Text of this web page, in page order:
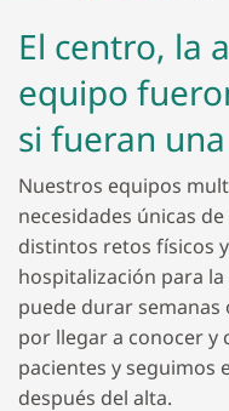
El centro, la
equipo
si fueran
Nuestros equipos
necesidades únicas
distintos retos físicos
hospitalización para
puede durar semanas
por llegar a conocer y
pacientes y seguimos
después del alta.